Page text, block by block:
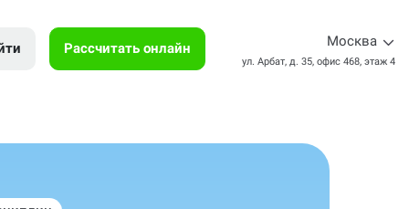
Рассчитать онлайн Москва
ул. Арбат, д. 35, офис 468, этаж 4